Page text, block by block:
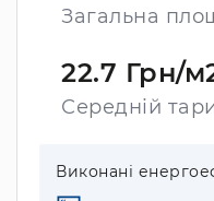
Загальна
22.7 Грн/
Середній
Виконані